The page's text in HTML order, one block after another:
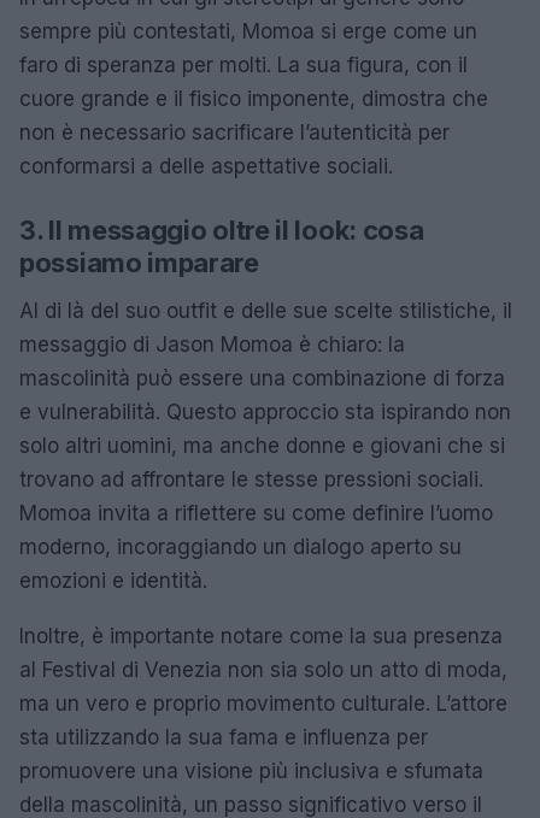
sempre più contestati, Momoa si erge come un
faro di speranza per molti. La sua figura, con il
cuore grande e il fisico imponente, dimostra che
non è necessario sacrificare l’autenticità per
conformarsi a delle aspettative sociali.
3. Il messaggio oltre il look: cosa
possiamo imparare
Al di là del suo outfit e delle sue scelte stilistiche, il
messaggio di Jason Momoa è chiaro: la
mascolinità può essere una combinazione di forza
e vulnerabilità. Questo approccio sta ispirando non
solo altri uomini, ma anche donne e giovani che si
trovano ad affrontare le stesse pressioni sociali.
Momoa invita a riflettere su come definire l’uomo
moderno, incoraggiando un dialogo aperto su
emozioni e identità.
Inoltre, è importante notare come la sua presenza
al Festival di Venezia non sia solo un atto di moda,
ma un vero e proprio movimento culturale. L’attore
sta utilizzando la sua fama e influenza per
promuovere una visione più inclusiva e sfumata
della mascolinità, un passo significativo verso il